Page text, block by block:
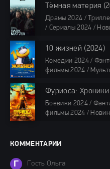
Сериалы в озвучке
онлайн
40 мин
Тёмная материя
Драмы 2024 /
/ Сериалы 2024 /
Сериалы в озвучке
HDrezka Studio /
все серии по 45 мин.
10 жизней (2024)
Комедии 2024 /
фильмы 2024 /
/ Фильмы 2024 /
фильмы онлайн
88 мин.
Фуриоса:
Боевики 2024 /
фильмы 2024 /
фильмы онлайн
КОММЕНТАРИИ
Г Гость Ольга